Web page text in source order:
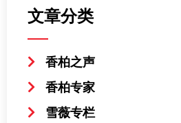
文章分类
香柏之声
香柏专家
雪薇专栏